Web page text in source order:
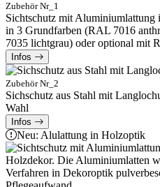
Zubehör Nr_1
Sichtschutz mit
in 3 Grundfarben (RAL 7016
7035 lichtgrau) oder optional mit
Infos
Zubehör Nr_2
Sichschutz aus Stahl mit
Wahl
Infos
Neu: Alulattung in Holzoptik